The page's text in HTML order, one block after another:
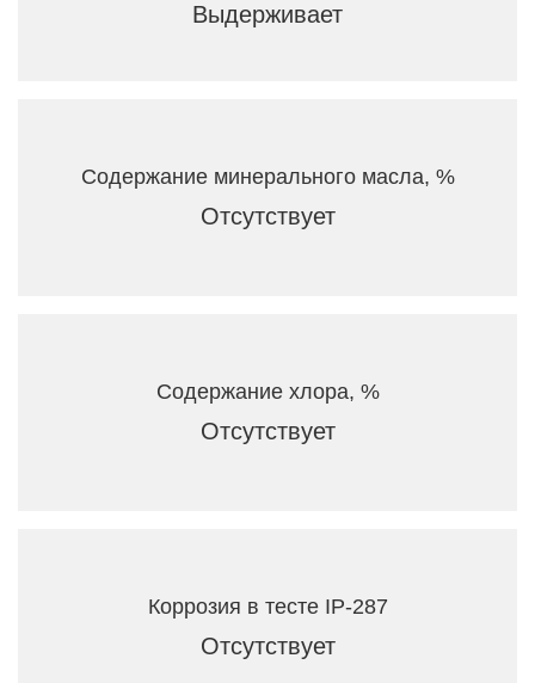
Выдерживает
Содержание минерального масла, %
Отсутствует
Содержание хлора, %
Отсутствует
Коррозия в тесте IP-287
Отсутствует